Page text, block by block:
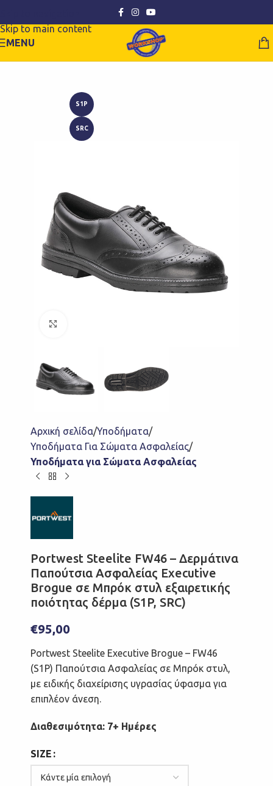
Skip to main content
MENU
S1P
SRC
Αρχική σελίδα Υποδήματα
Υποδήματα Για Σώματα Ασφαλείας
Υποδήματα για Σώματα Ασφαλείας
Portwest Steelite FW46 – Δερμάτινα
Παπούτσια Ασφαλείας Executive
Brogue σε Μπρόκ στυλ εξαιρετικής
ποιότητας δέρμα (S1P, SRC)
€95,00
Portwest Steelite Executive Brogue – FW46
(S1P) Παπούτσια Ασφαλείας σε Μπρόκ στυλ,
με ειδικής διαχείρισης υγρασίας ύφασμα για
επιπλέον άνεση.
Διαθεσιμότητα: 7+ Ημέρες
SIZE